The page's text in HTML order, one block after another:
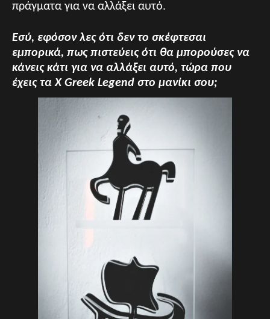
πράγματα για να αλλάξει αυτό.
Εσύ, εφόσον λες ότι δεν το σκέφτεσαι
εμπορικά, πως πιστεύεις ότι θα μπορούσες να
κάνεις κάτι για να αλλάξει αυτό, τώρα που
έχεις τα X Greek Legend στο μανίκι σου;